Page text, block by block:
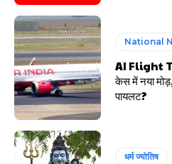
National
AI Flight
केस में नया
पायलट?
धर्म ज्योतिष